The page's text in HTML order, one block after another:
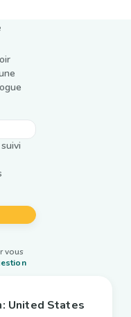
vous
United States